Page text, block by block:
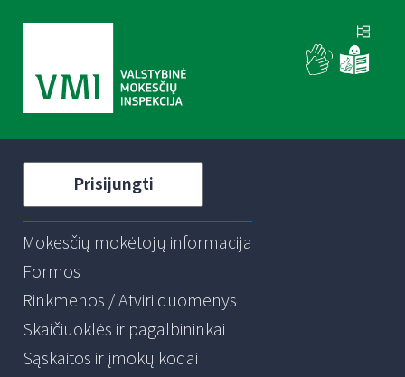
Prisijungti
Mokesčių mokėtojų informacija
Formos
Rinkmenos / Atviri duomenys
Skaičiuoklės ir pagalbininkai
Sąskaitos ir įmokų kodai